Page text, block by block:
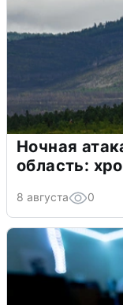
Ночная
область:
8 августа 0